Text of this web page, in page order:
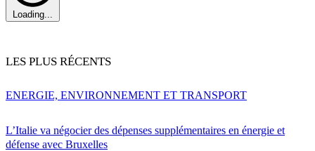
Loading...
LES PLUS RÉCENTS
L’Italie va négocier des dépenses supplémentaires en énergie et
défense avec Bruxelles
ENERGIE, ENVIRONNEMENT ET TRANSPORT